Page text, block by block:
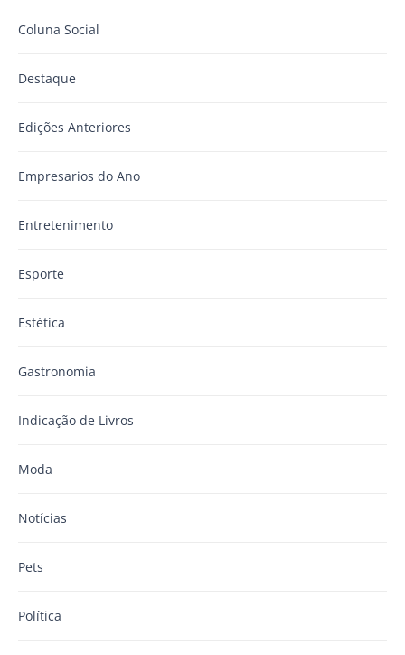
Coluna Social
Destaque
Edições Anteriores
Empresarios do Ano
Entretenimento
Esporte
Estética
Gastronomia
Indicação de Livros
Moda
Notícias
Pets
Política